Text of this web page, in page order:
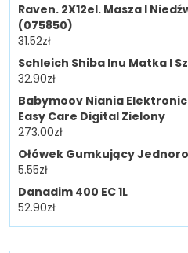
Raven. 2X12el. Masza I
(075850)
31.52zł
Schleich Shiba Inu Matka I
32.90zł
Babymoov Niania
Easy Care Digital Zielony
273.00zł
Ołówek Gumkujący
5.55zł
Danadim 400 EC 1L
52.90zł